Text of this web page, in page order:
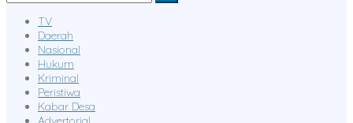
TV
Daerah
Nasional
Hukum
Kriminal
Peristiwa
Kabar Desa